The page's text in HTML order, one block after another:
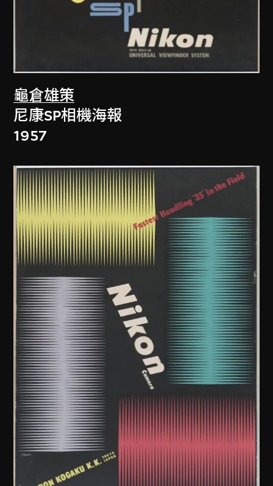
龜倉雄策
尼康SP相機海報
1957